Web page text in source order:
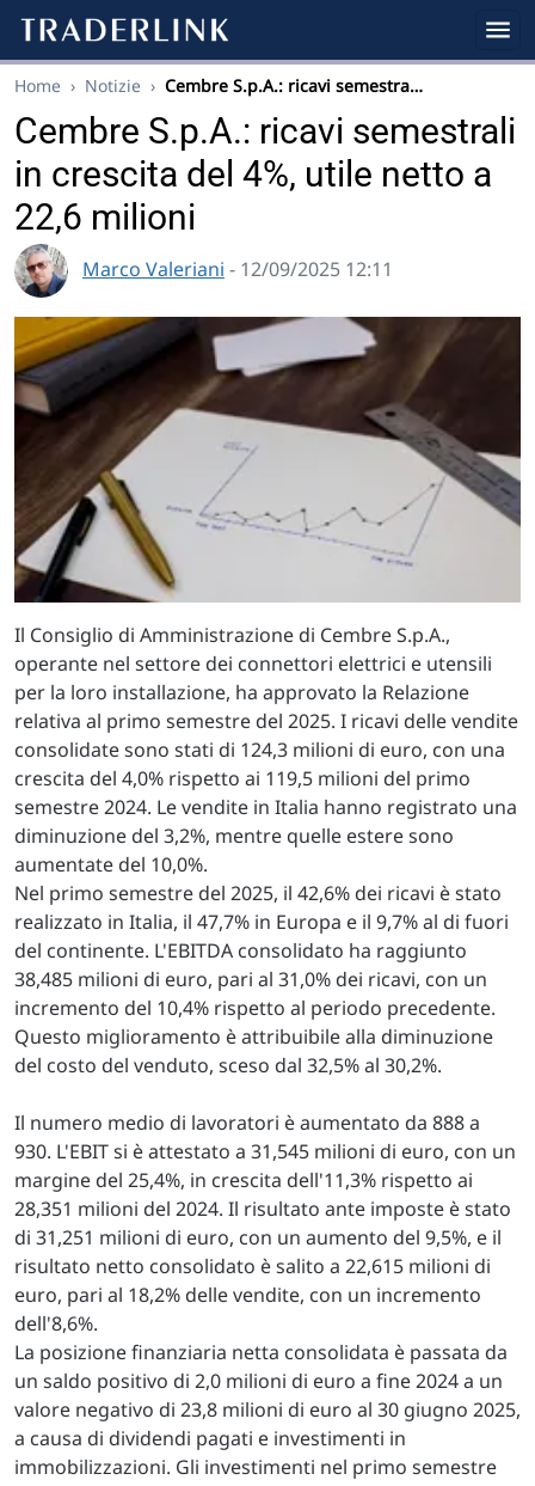
Home › Notizie › Cembre S.p.A.: ricavi semestra…
Cembre S.p.A.: ricavi semestrali
in crescita del 4%, utile netto a
22,6 milioni
Marco Valeriani - 12/09/2025 12:11
Il Consiglio di Amministrazione di Cembre S.p.A.,
operante nel settore dei connettori elettrici e utensili
per la loro installazione, ha approvato la Relazione
relativa al primo semestre del 2025. I ricavi delle vendite
consolidate sono stati di 124,3 milioni di euro, con una
crescita del 4,0% rispetto ai 119,5 milioni del primo
semestre 2024. Le vendite in Italia hanno registrato una
diminuzione del 3,2%, mentre quelle estere sono
aumentate del 10,0%.
Nel primo semestre del 2025, il 42,6% dei ricavi è stato
realizzato in Italia, il 47,7% in Europa e il 9,7% al di fuori
del continente. L'EBITDA consolidato ha raggiunto
38,485 milioni di euro, pari al 31,0% dei ricavi, con un
incremento del 10,4% rispetto al periodo precedente.
Questo miglioramento è attribuibile alla diminuzione
del costo del venduto, sceso dal 32,5% al 30,2%.
Il numero medio di lavoratori è aumentato da 888 a
930. L'EBIT si è attestato a 31,545 milioni di euro, con un
margine del 25,4%, in crescita dell'11,3% rispetto ai
28,351 milioni del 2024. Il risultato ante imposte è stato
di 31,251 milioni di euro, con un aumento del 9,5%, e il
risultato netto consolidato è salito a 22,615 milioni di
euro, pari al 18,2% delle vendite, con un incremento
dell'8,6%.
La posizione finanziaria netta consolidata è passata da
un saldo positivo di 2,0 milioni di euro a fine 2024 a un
valore negativo di 23,8 milioni di euro al 30 giugno 2025,
a causa di dividendi pagati e investimenti in
immobilizzazioni. Gli investimenti nel primo semestre